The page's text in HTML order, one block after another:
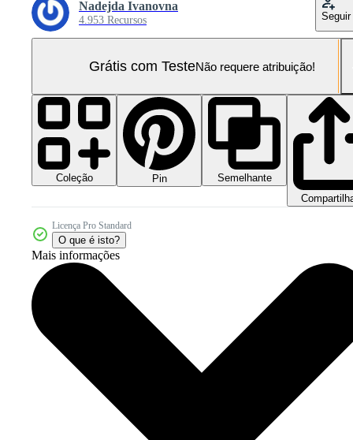
Nadejda Ivanovna
4.953 Recursos Seguir
Grátis com TesteNão requere atribuição!
Coleção Pin
Semelhante
Licença Pro Standard
O que é isto?
Mais informações